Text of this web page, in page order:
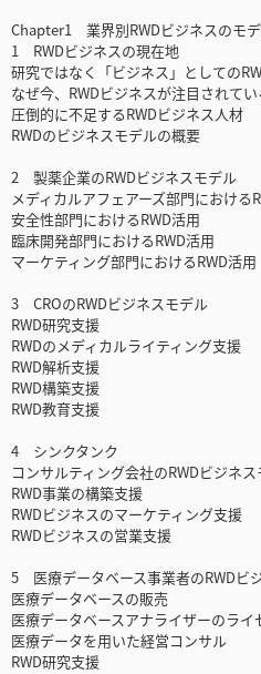
Chapter1 業界別RWDビジネスのモ
1 RWDビジネスの現在地
研究ではなく「ビジネス」としての
なぜ今、RWDビジネスが注目されて
圧倒的に不足するRWDビジネス人材
RWDのビジネスモデルの概要
2 製薬企業のRWDビジネスモデル
メディカルアフェアーズ部門における
安全性部門におけるRWD活用
臨床開発部門におけるRWD活用
マーケティング部門におけるRWD活用
3 CROのRWDビジネスモデル
RWD研究支援
RWDのメディカルライティング支援
RWD解析支援
RWD構築支援
RWD教育支援
4 シンクタンク
コンサルティング会社のRWDビジネス
RWD事業の構築支援
RWDビジネスのマーケティング支援
RWDビジネスの営業支援
5 医療データベース事業者のRWDビ
医療データベースの販売
医療データベースアナライザーのライ
医療データを用いた経営コンサル
RWD研究支援